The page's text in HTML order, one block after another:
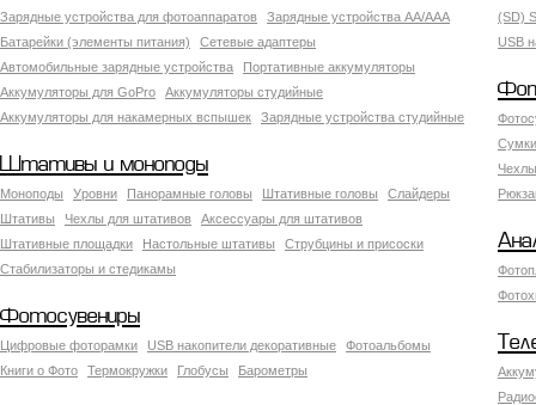
Зарядные устройства для фотоаппаратов
Зарядные устройства AA/AAA
Батарейки (элементы питания)
Сетевые адаптеры
Автомобильные зарядные устройства
Портативные аккумуляторы
Аккумуляторы для GoPro
Аккумуляторы студийные
Аккумуляторы для накамерных вспышек
Зарядные устройства студийные
(SD)
USB
Штативы и моноподы
Моноподы Уровни Панорамные головы Штативные головы
Слайдеры
Штативы
Чехлы для штативов
Аксессуары для штативов
Штативные площадки
Настольные штативы
Струбцины и присоски
Стабилизаторы и стедикамы
Фотосувениры
Цифровые фоторамки USB накопители декоративные
Фотоальбомы
Книги о Фото
Термокружки Глобусы Барометры